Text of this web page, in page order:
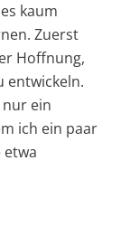
kaum
Zuerst
Hoffnung,
entwickeln.
ein
ich ein paar
etwa